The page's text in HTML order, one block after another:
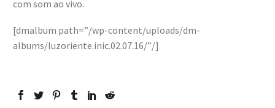
com som ao vivo.
[dmalbum path=”/wp-content/uploads/dm-
albums/luzoriente.inic.02.07.16/”/]